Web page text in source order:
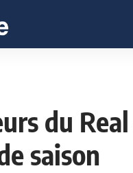
du
saison